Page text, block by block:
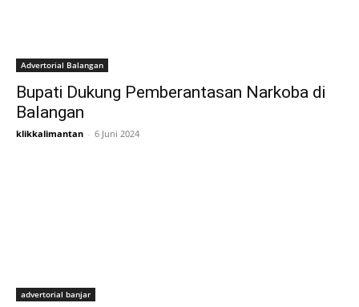
Advertorial Balangan
Bupati Dukung Pemberantasan Narkoba di
Balangan
klikkalimantan - 6 Juni 2024
advertorial banjar